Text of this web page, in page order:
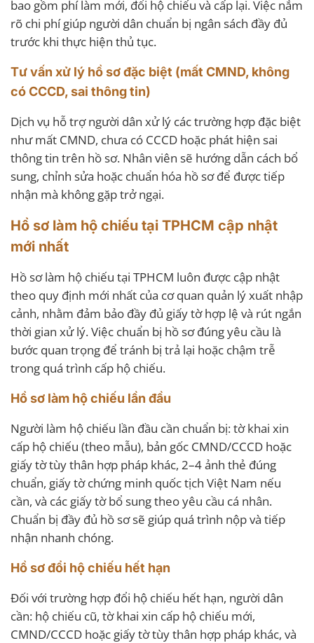
bao gồm phí làm mới, đổi hộ chiếu và cấp lại. Việc nắm
rõ chi phí giúp người dân chuẩn bị ngân sách đầy đủ
trước khi thực hiện thủ tục.
Tư vấn xử lý hồ sơ đặc biệt (mất CMND, không
có CCCD, sai thông tin)
Dịch vụ hỗ trợ người dân xử lý các trường hợp đặc biệt
như mất CMND, chưa có CCCD hoặc phát hiện sai
thông tin trên hồ sơ. Nhân viên sẽ hướng dẫn cách bổ
sung, chỉnh sửa hoặc chuẩn hóa hồ sơ để được tiếp
nhận mà không gặp trở ngại.
Hồ sơ làm hộ chiếu tại TPHCM cập nhật
mới nhất
Hồ sơ làm hộ chiếu tại TPHCM luôn được cập nhật
theo quy định mới nhất của cơ quan quản lý xuất nhập
cảnh, nhằm đảm bảo đầy đủ giấy tờ hợp lệ và rút ngắn
thời gian xử lý. Việc chuẩn bị hồ sơ đúng yêu cầu là
bước quan trọng để tránh bị trả lại hoặc chậm trễ
trong quá trình cấp hộ chiếu.
Hồ sơ làm hộ chiếu lần đầu
Người làm hộ chiếu lần đầu cần chuẩn bị: tờ khai xin
cấp hộ chiếu (theo mẫu), bản gốc CMND/CCCD hoặc
giấy tờ tùy thân hợp pháp khác, 2–4 ảnh thẻ đúng
chuẩn, giấy tờ chứng minh quốc tịch Việt Nam nếu
cần, và các giấy tờ bổ sung theo yêu cầu cá nhân.
Chuẩn bị đầy đủ hồ sơ sẽ giúp quá trình nộp và tiếp
nhận nhanh chóng.
Hồ sơ đổi hộ chiếu hết hạn
Đối với trường hợp đổi hộ chiếu hết hạn, người dân
cần: hộ chiếu cũ, tờ khai xin cấp hộ chiếu mới,
CMND/CCCD hoặc giấy tờ tùy thân hợp pháp khác, và